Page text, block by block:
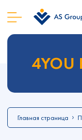
4YOU
Главная страница